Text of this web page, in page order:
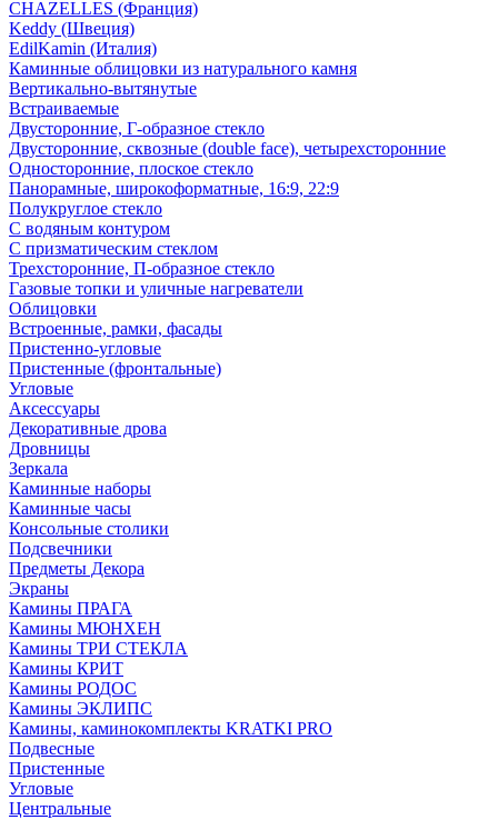
CHAZELLES (Франция)
Keddy (Швеция)
EdilKamin (Италия)
Каминные облицовки из натурального камня
Вертикально-вытянутые
Встраиваемые
Двусторонние, Г-образное стекло
Двусторонние, сквозные (double face), четырехсторонние
Односторонние, плоское стекло
Панорамные, широкоформатные, 16:9, 22:9
Полукруглое стекло
С водяным контуром
С призматическим стеклом
Трехсторонние, П-образное стекло
Газовые топки и уличные нагреватели
Облицовки
Встроенные, рамки, фасады
Пристенно-угловые
Пристенные (фронтальные)
Угловые
Аксессуары
Декоративные дрова
Дровницы
Зеркала
Каминные наборы
Каминные часы
Консольные столики
Подсвечники
Предметы Декора
Экраны
Камины ПРАГА
Камины МЮНХЕН
Камины ТРИ СТЕКЛА
Камины КРИТ
Камины РОДОС
Камины ЭКЛИПС
Камины, каминокомплекты KRATKI PRO
Подвесные
Пристенные
Угловые
Центральные